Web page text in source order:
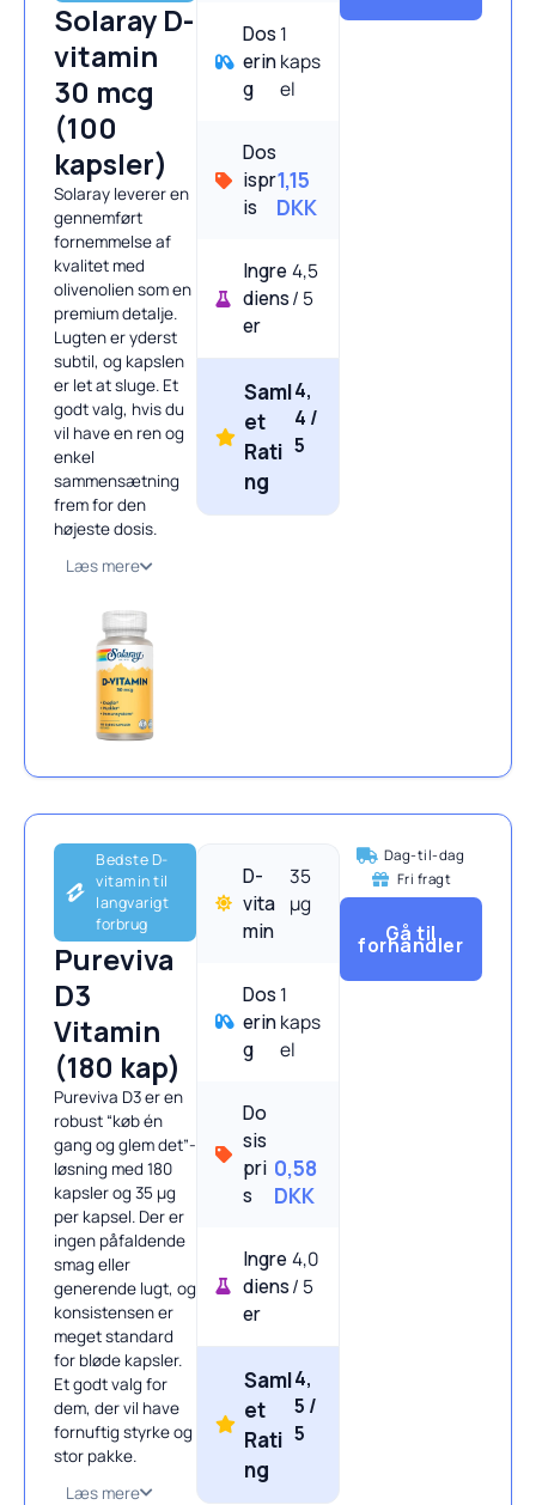
Solaray D-
vitamin
30 mcg
(100
kapsler)
Solaray leverer en
gennemført
fornemmelse af
kvalitet med
olivenolien som en
premium detalje.
Lugten er yderst
subtil, og kapslen
er let at sluge. Et
godt valg, hvis du
vil have en ren og
enkel
sammensætning
frem for den
højeste dosis.
Læs mere
Dos
erin
g
1
kaps
el
Dos
ispr
is
1,15
DKK
Ingre
diens
er
4,5
/ 5
Saml
et
Rati
ng
4,
4 /
5
Bedste D-
vitamin til
langvarigt
forbrug
Pureviva
D3
Vitamin
(180 kap)
Pureviva D3 er en
robust “køb én
gang og glem det”-
løsning med 180
kapsler og 35 µg
per kapsel. Der er
ingen påfaldende
smag eller
generende lugt, og
konsistensen er
meget standard
for bløde kapsler.
Et godt valg for
dem, der vil have
fornuftig styrke og
stor pakke.
Læs mere
D-
vita
min
35
μg
Dos
erin
g
1
kaps
el
Do
sis
pri
s
0,58
DKK
Ingre
diens
er
4,0
/ 5
Saml
et
Rati
ng
4,
5 /
5
Dag-til-dag
Fri fragt
Gå til
forhandler